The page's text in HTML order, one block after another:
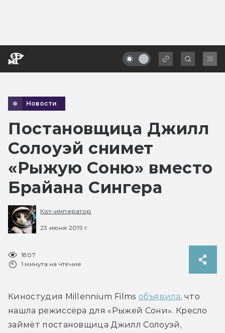
Новости
Постановщица Джилл
Солоуэй снимет
«Рыжую Соню» вместо
Брайана Сингера
Кот-император
23 июня 2019 г.
1807
1 минута на чтение
Киностудия Millennium Films объявила, что
нашла режиссёра для «Рыжей Сони». Кресло
займёт постановщица Джилл Солоуэй,